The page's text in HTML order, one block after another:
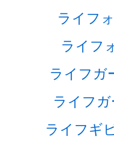
ライフ
ライフ
ライフガ
ライフ
ライフギ